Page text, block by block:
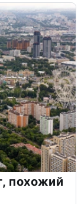
похожий